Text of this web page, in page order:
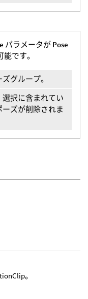
パラメータが Pose
です。
グループ。
択に含まれてい
ズが削除されま
。